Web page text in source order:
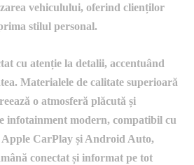
vehiculului, oferind clienților
stilul personal.
cu atenție la detalii, accentuând
Materialele de calitate superioară
o atmosferă plăcută și
infotainment modern, compatibil cu
CarPlay și Android Auto,
conectat și informat pe tot